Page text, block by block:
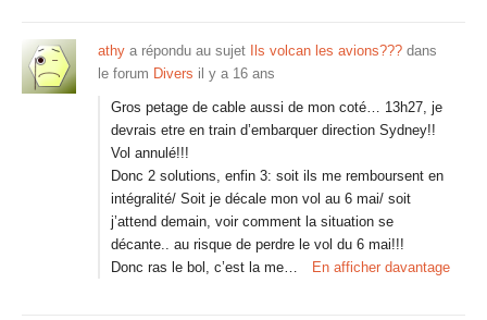
athy a répondu au sujet Ils volcan les avions??? dans
le forum Divers il y a 16 ans
Gros petage de cable aussi de mon coté… 13h27, je
devrais etre en train d’embarquer direction Sydney!!
Vol annulé!!!
Donc 2 solutions, enfin 3: soit ils me remboursent en
intégralité/ Soit je décale mon vol au 6 mai/ soit
j’attend demain, voir comment la situation se
décante.. au risque de perdre le vol du 6 mai!!!
Donc ras le bol, c’est la me…
En afficher davantage